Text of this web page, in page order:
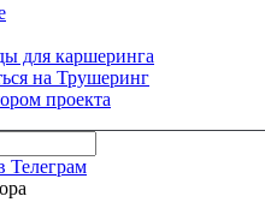
для каршеринга
на Трушеринг
проекта
Телеграм